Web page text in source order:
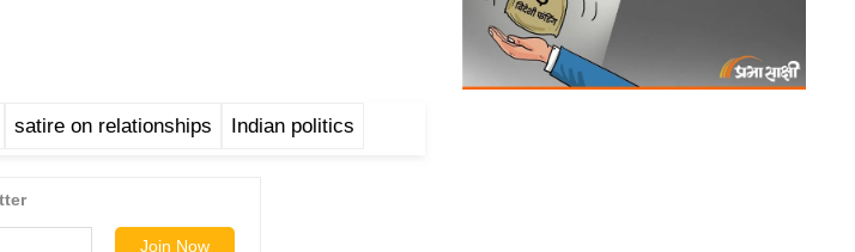
satire on relationships Indian politics